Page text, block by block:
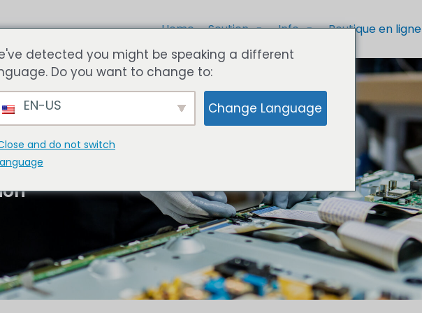
Home Soutien Info Boutique en ligne
detected you might be speaking a different
Do you want to change to:
EN-US Change Language
and do not switch